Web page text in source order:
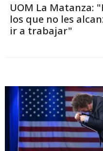
UOM La Matanza:
los que no les
ir a trabajar"